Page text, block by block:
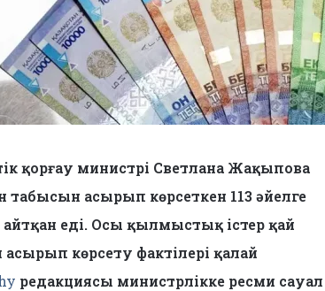
қорғау министрі Светлана Жақыпова
табысын асырып көрсеткен 113 әйелге
айтқан еді. Осы қылмыстық істер қай
көрсету фактілері қалай
редакциясы министрлікке ресми сауал